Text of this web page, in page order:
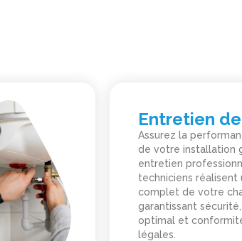
Entretien
Assurez la
de votre installation
entretien
techniciens réalisent
complet de votre
garantissant
optimal et
légales.